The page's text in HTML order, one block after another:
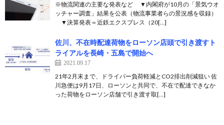
※物流関連の主要な発表など ▼内閣府が10月の「景気ウオ
ッチャー調査」結果を公表（物流事業者らの景況感を収録）
▼決算発表＝近鉄エクスプレス（20[…]
佐川、不在時配達荷物をローソン店頭で引き渡すト
ライアルを長崎・五島で開始へ
2021.09.17
21年2月末まで、ドライバー負荷軽減とCO2排出削減狙い 佐
川急便は9月17日、ローソンと共同で、不在で配達できなか
った荷物をローソン店舗で引き渡す取[…]